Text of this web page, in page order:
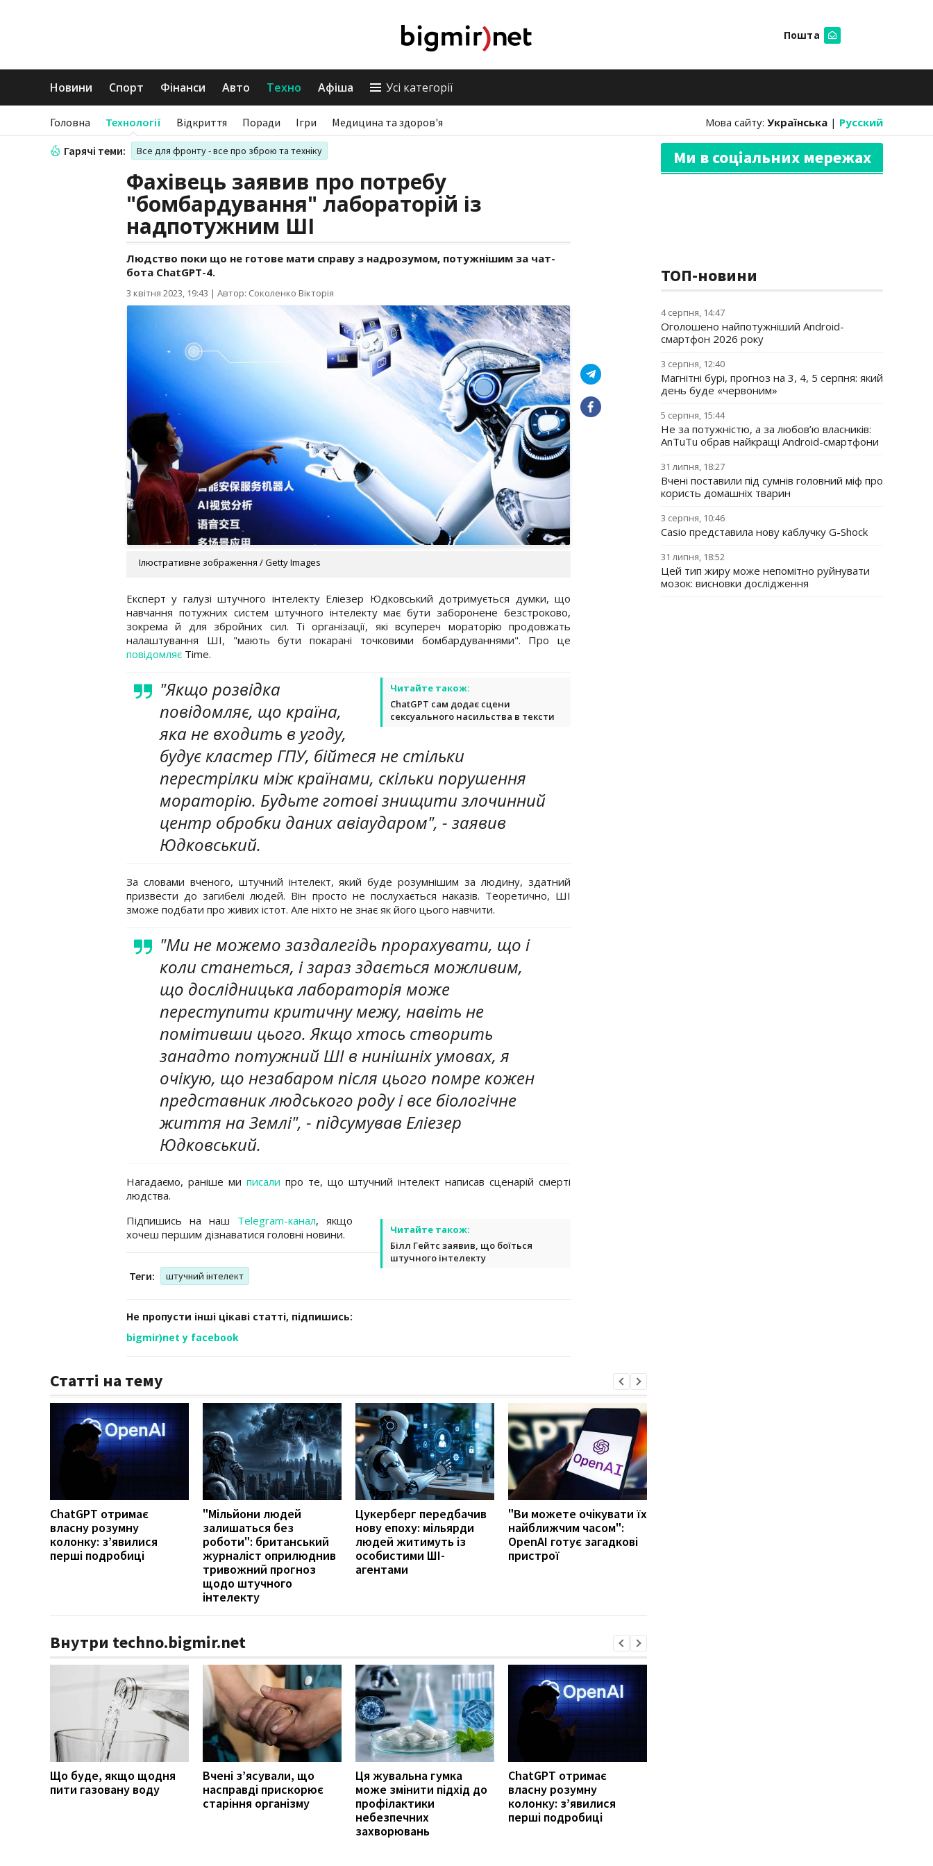
Пошта
Новини Спорт Фінанси Авто Техно Афіша Усі категорії
Головна Технології Відкриття Поради Ігри Медицина та здоров'я Мова сайту: Українська | Русский
Гарячі теми: Все для фронту - все про зброю та техніку
Фахівець заявив про потребу
"бомбардування" лабораторій із
надпотужним ШІ
Людство поки що не готове мати справу з надрозумом, потужнішим за чат-
бота ChatGPT-4.
3 квітня 2023, 19:43 | Автор: Соколенко Вікторія
Ілюстративне зображення / Getty Images
Експерт у галузі штучного інтелекту Еліезер Юдковський дотримується думки, що
навчання потужних систем штучного інтелекту має бути заборонене безстроково,
зокрема й для збройних сил. Ті організації, які всупереч мораторію продовжать
налаштування ШІ, "мають бути покарані точковими бомбардуваннями". Про це
повідомляє Time.
Читайте також:
ChatGPT сам додає сцени
сексуального насильства в тексти
"Якщо розвідка
повідомляє, що країна,
яка не входить в угоду,
будує кластер ГПУ, бійтеся не стільки
перестрілки між країнами, скільки порушення
мораторію. Будьте готові знищити злочинний
центр обробки даних авіаударом", - заявив
Юдковський.
За словами вченого, штучний інтелект, який буде розумнішим за людину, здатний
призвести до загибелі людей. Він просто не послухається наказів. Теоретично, ШІ
зможе подбати про живих істот. Але ніхто не знає як його цього навчити.
"Ми не можемо заздалегідь прорахувати, що і
коли станеться, і зараз здається можливим,
що дослідницька лабораторія може
переступити критичну межу, навіть не
помітивши цього. Якщо хтось створить
занадто потужний ШІ в нинішніх умовах, я
очікую, що незабаром після цього помре кожен
представник людського роду і все біологічне
життя на Землі", - підсумував Еліезер
Юдковський.
Нагадаємо, раніше ми писали про те, що штучний інтелект написав сценарій смерті
людства.
Читайте також:
Білл Гейтс заявив, що боїться
штучного інтелекту
Підпишись на наш Telegram-канал, якщо
хочеш першим дізнаватися головні новини.
Теги: штучний інтелект
Не пропусти інші цікаві статті, підпишись:
bigmir)net у facebook
Статті на тему
ChatGPT отримає
власну розумну
колонку: з’явилися
перші подробиці
"Мільйони людей
залишаться без
роботи": британський
журналіст оприлюднив
тривожний прогноз
щодо штучного
інтелекту
Цукерберг передбачив
нову епоху: мільярди
людей житимуть із
особистими ШІ-
агентами
"Ви можете очікувати їх
найближчим часом":
OpenAI готує загадкові
пристрої
Внутри techno.bigmir.net
Що буде, якщо щодня
пити газовану воду
Вчені з’ясували, що
насправді прискорює
старіння організму
Ця жувальна гумка
може змінити підхід до
профілактики
небезпечних
захворювань
ChatGPT отримає
власну розумну
колонку: з’явилися
перші подробиці
Ми в соціальних мережах
ТОП-новини
4 серпня, 14:47
Оголошено найпотужніший Android-
смартфон 2026 року
3 серпня, 12:40
Магнітні бурі, прогноз на 3, 4, 5 серпня: який
день буде «червоним»
5 серпня, 15:44
Не за потужністю, а за любов’ю власників:
AnTuTu обрав найкращі Android-смартфони
31 липня, 18:27
Вчені поставили під сумнів головний міф про
користь домашніх тварин
3 серпня, 10:46
Casio представила нову каблучку G-Shock
31 липня, 18:52
Цей тип жиру може непомітно руйнувати
мозок: висновки дослідження